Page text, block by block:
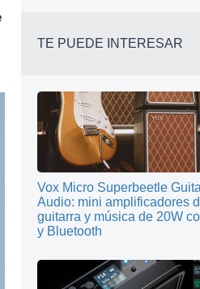
TE PUEDE INTERESAR
Vox Micro Superbeetle
Audio: mini amplificadores
guitarra y música de 20W
y Bluetooth